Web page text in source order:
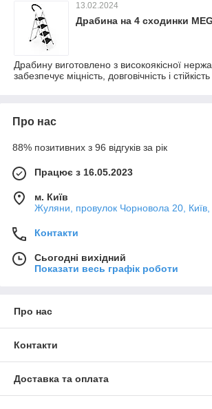
13.02.2024
Драбина на 4 сходинки
Драбину виготовлено з високоякісної
забезпечує міцність, довговічність і стійкість
Про нас
88% позитивних з 96 відгуків за рік
Працює з 16.05.2023
м. Київ
Жуляни, провулок Чорновола 20, Київ,
Контакти
Сьогодні вихідний
Показати весь графік роботи
Про нас
Контакти
Доставка та оплата